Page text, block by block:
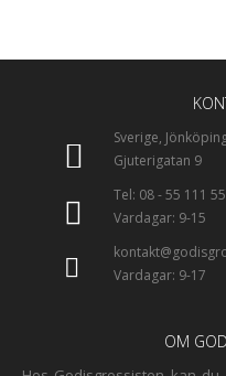
Sverige,
Gjuterigatan 9
Tel: 08 - 55 111
Vardagar: 9-15
Vardagar: 9-17
OM